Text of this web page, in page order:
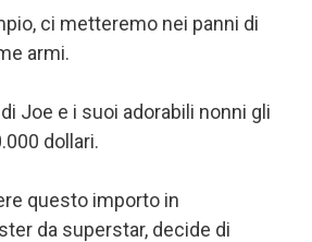
ci metteremo nei panni di
armi.
Joe e i suoi adorabili nonni gli
dollari.
questo importo in
da superstar, decide di